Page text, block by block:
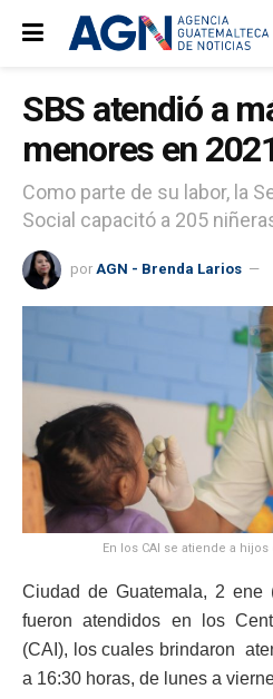
SBS atendió a
menores en
Como parte de su labor, la
Social capacitó a 205
por AGN - Brenda Larios
En los CAI se atiende a
Ciudad de Guatemala, 2 ene
fueron atendidos en los
(CAI), los cuales brindaron
a 16:30 horas, de lunes a